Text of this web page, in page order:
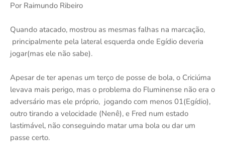
Por Raimundo Ribeiro
Quando atacado, mostrou as mesmas falhas na marcação,
principalmente pela lateral esquerda onde Egídio deveria
jogar(mas ele não sabe).
Apesar de ter apenas um terço de posse de bola, o Criciúma
levava mais perigo, mas o problema do Fluminense não era o
adversário mas ele próprio, jogando com menos 01(Egídio),
outro tirando a velocidade (Nenê), e Fred num estado
lastimável, não conseguindo matar uma bola ou dar um
passe certo.